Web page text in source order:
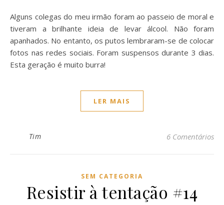
Alguns colegas do meu irmão foram ao passeio de moral e
tiveram a brilhante ideia de levar álcool. Não foram
apanhados. No entanto, os putos lembraram-se de colocar
fotos nas redes sociais. Foram suspensos durante 3 dias.
Esta geração é muito burra!
LER MAIS
Tim 6 Comentários
SEM CATEGORIA
Resistir à tentação #14